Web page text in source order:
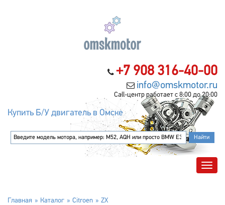
+7 908 316-40-00
info@omskmotor.ru
Call-центр работает с 8:00 до 20:00
Купить Б/У двигатель в Омске
Главная Каталог Citroen ZX